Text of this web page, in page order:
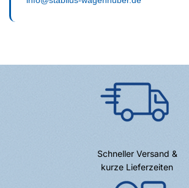
Schneller Versand &
kurze Lieferzeiten